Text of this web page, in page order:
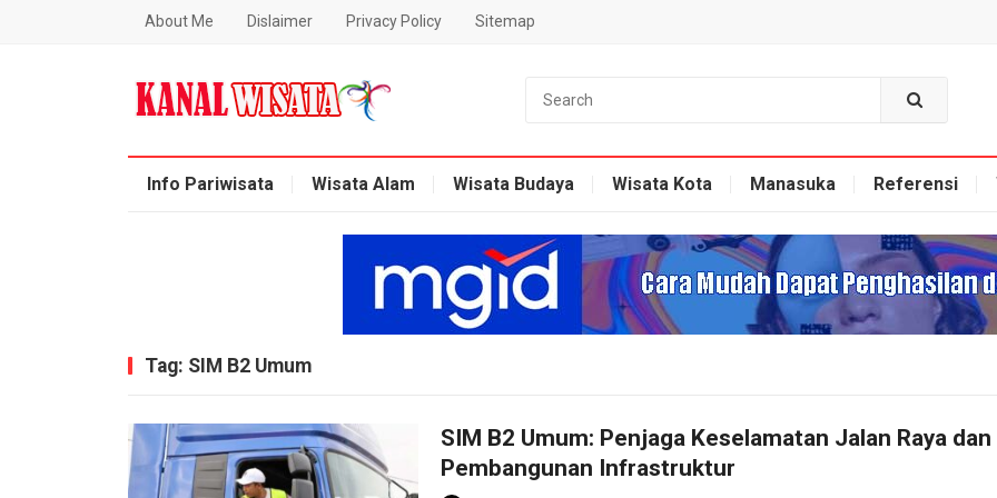
About Me Dislaimer Privacy Policy Sitemap
Blog Kanal Wisata
Info Pariwisata
Wisata Alam Wisata Budaya Wisata Kota Manasuka Referensi
Tag: SIM B2 Umum
SIM B2 Umum: Penjaga Keselamatan Jalan Raya dan
Pembangunan Infrastruktur